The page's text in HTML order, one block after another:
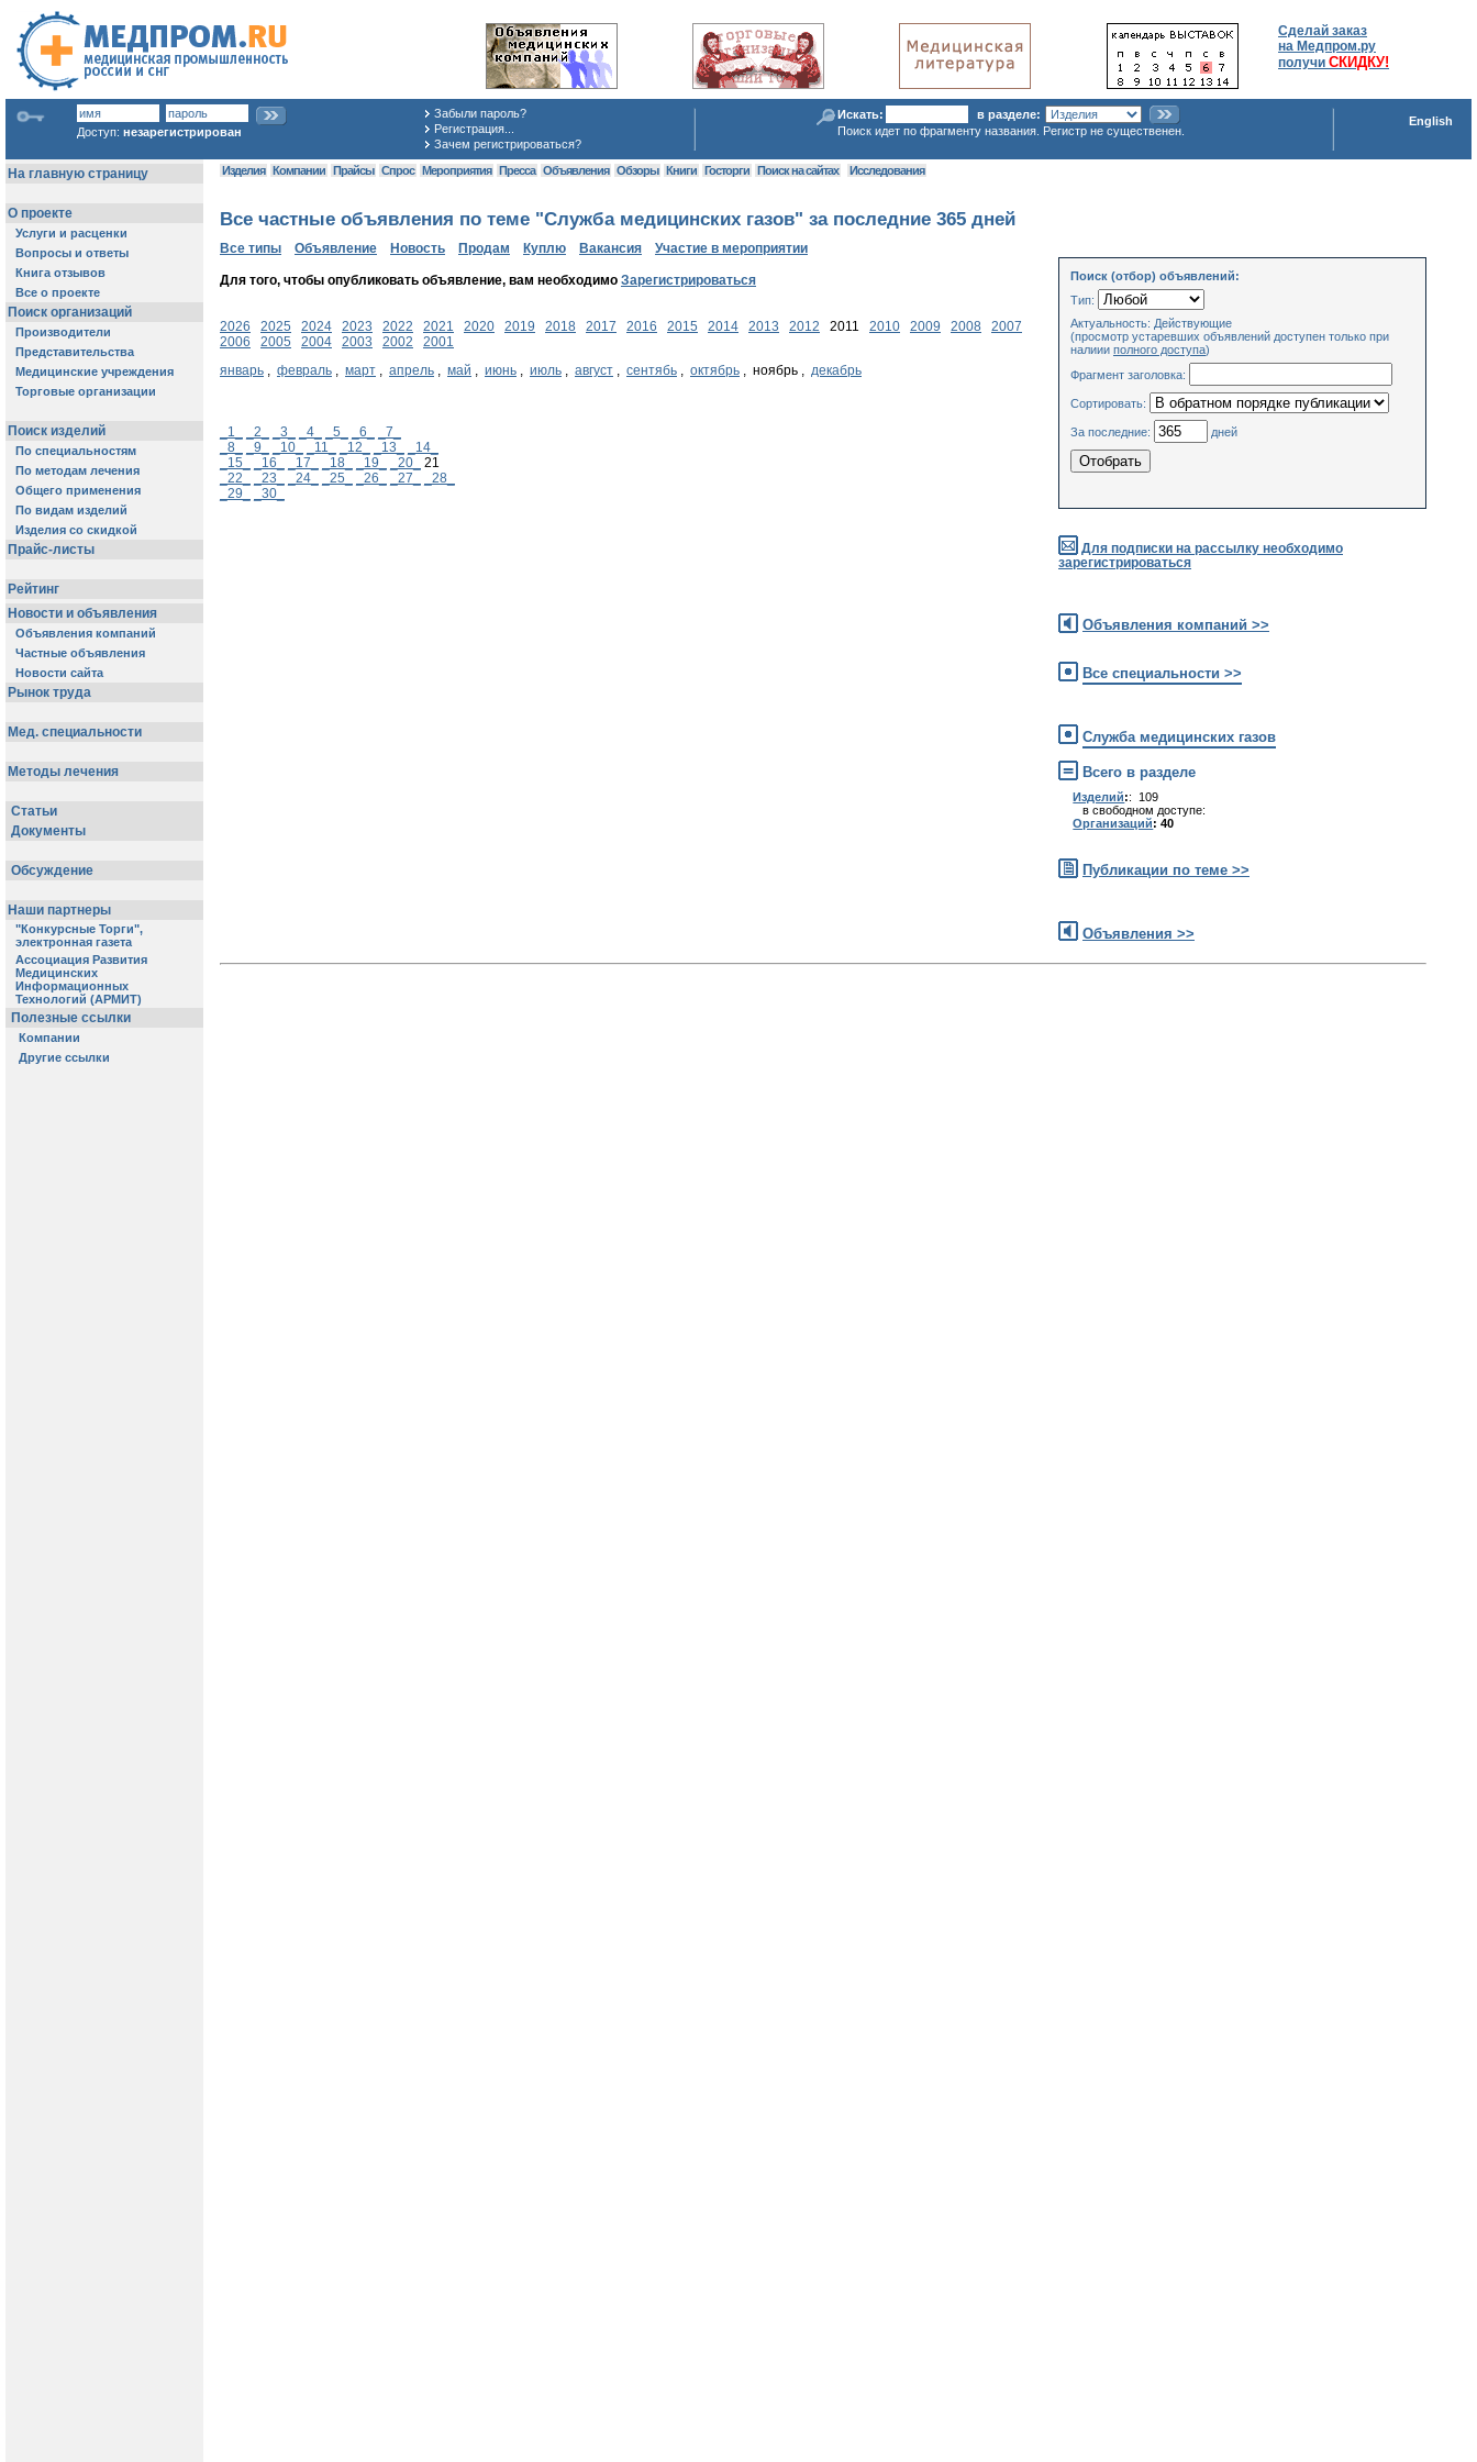
Сделай заказ
на Медпром.ру
получи СКИДКУ!
Доступ: незарегистрирован
Забыли пароль?
Регистрация...
Зачем регистрироваться?
Искать:
в разделе:
Поиск идет по фрагменту названия. Регистр не существенен.
English
Изделия Компании Прайсы Спрос Мероприятия Пресса Объявления Обзоры Книги Госторги Поиск на сайтах Исследования
Все частные объявления по теме "Служба медицинских газов" за последние 365 дней
Все типы Объявление Новость Продам Куплю Вакансия Участие в мероприятии
Для того, чтобы опубликовать объявление, вам необходимо Зарегистрироваться
2026 2025 2024 2023 2022 2021 2020 2019 2018 2017 2016 2015 2014 2013 2012 2011 2010 2009 2008
2007
2006
2005 2004 2003 2002
2001
январь , февраль , март , апрель , май , июнь , июль , август , сентябь , октябрь , ноябрь , декабрь
_1_ _2_ _3_ _4_ _5_ _6_
_7_
_8_
_9_ _10_ _11_ _12_ _13_
_14_
_15_
_16_ _17_ _18_ _19_ _20_
21
_22_
_23_ _24_ _25_ _26_ _27_
_28_
_29_
_30_
Поиск (отбор) объявлений:
Тип:
Актуальность: Действующие
(просмотр устаревших объявлений доступен только при
налиии полного доступа)
Фрагмент заголовка:
Сортировать:
За последние: дней
Для подписки на рассылку необходимо
зарегистрироваться
Объявления компаний >>
Все специальности >>
Служба медицинских газов
Всего в разделе
Изделий:: 109
в свободном доступе:
Организаций: 40
Публикации по теме >>
Объявления >>